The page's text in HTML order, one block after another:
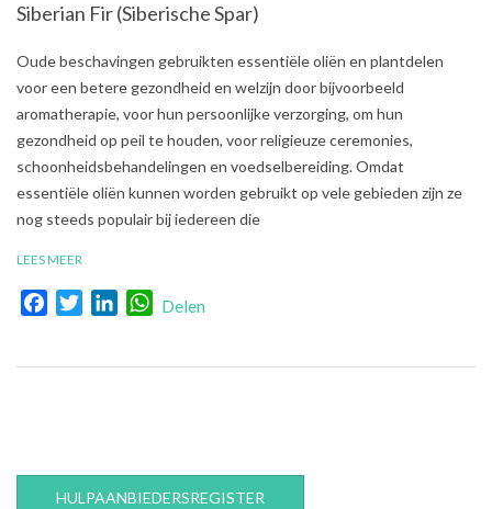
Siberian Fir (Siberische Spar)
2021-
Oude beschavingen gebruikten essentiële oliën en plantdelen
voor een betere gezondheid en welzijn door bijvoorbeeld
aromatherapie, voor hun persoonlijke verzorging, om hun
gezondheid op peil te houden, voor religieuze ceremonies,
schoonheidsbehandelingen en voedselbereiding. Omdat
essentiële oliën kunnen worden gebruikt op vele gebieden zijn ze
nog steeds populair bij iedereen die
LEES MEER
FacebookTwitterLinkedInWhatsApp
Delen
HULPAANBIEDERSREGISTER